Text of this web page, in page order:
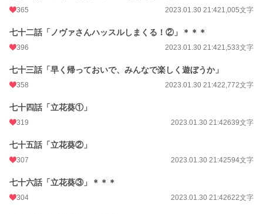
365 2023.01.30 21:421,005文字
七十二話「ノヴァさんハッスルしまくる！②」＊＊＊
396 2023.01.30 21:421,533文字
七十三話「早く帰っておいで、みんなで楽しく遊ぼうか」
358 2023.01.30 21:422,772文字
七十四話「立花葵①」
319 2023.01.30 21:42639文字
七十五話「立花葵②」
307 2023.01.30 21:42594文字
七十六話「立花葵③」＊＊＊
304 2023.01.30 21:42622文字